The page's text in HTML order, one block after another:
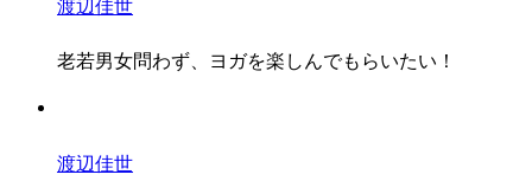
渡辺佳世
老若男女問わず、ヨガを楽しんでもらいたい！
渡辺佳世